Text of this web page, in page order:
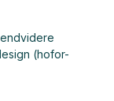
(hofor-